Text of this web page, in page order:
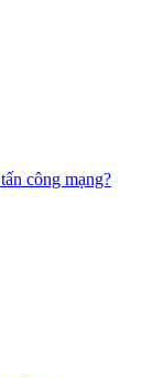
công mạng?